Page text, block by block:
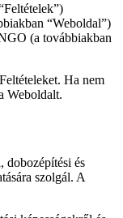
“Weboldal”)
(a továbbiakban
Ha nem
Weboldalt.
és
szolgál. A